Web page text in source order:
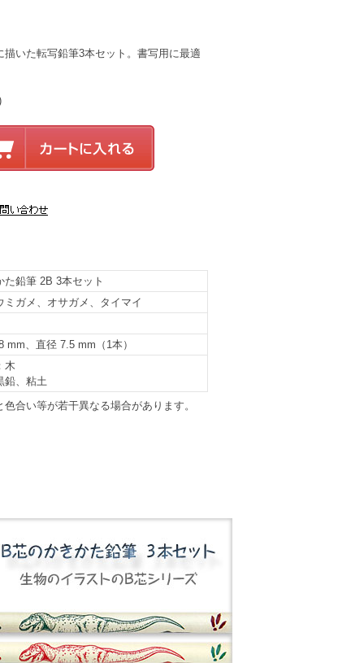
描いた転写鉛筆3本セット。書写用に最適
た鉛筆 2B 3本セット
ミガメ、オサガメ、タイマイ
mm、直径 7.5 mm（1本）
木
鉛、粘土
合い等が若干異なる場合があります。